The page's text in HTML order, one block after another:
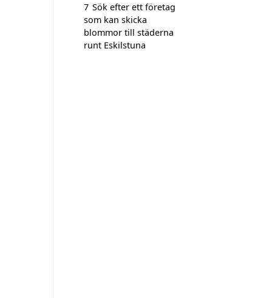
7 Sök efter ett företag
som kan skicka
blommor till städerna
runt Eskilstuna